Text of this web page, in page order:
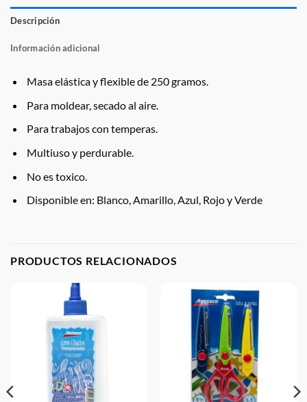
Descripción
Información adicional
Masa elástica y flexible de 250 gramos.
Para moldear, secado al aire.
Para trabajos con temperas.
Multiuso y perdurable.
No es toxico.
Disponible en: Blanco, Amarillo, Azul, Rojo y Verde
PRODUCTOS RELACIONADOS